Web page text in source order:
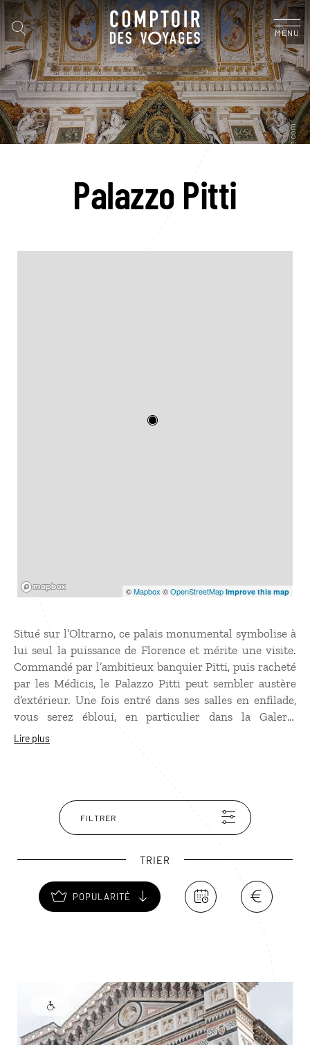
MENU
Palazzo Pitti
©Mapbox ©OpenStreetMap Improve this map
Situé sur l’Oltrarno, ce palais monumental symbolise à
lui seul la puissance de Florence et mérite une visite.
Commandé par l’ambitieux banquier Pitti, puis racheté
par les Médicis, le Palazzo Pitti peut sembler austère
d’extérieur. Une fois entré dans ses salles en enfilade,
vous serez ébloui, en particulier dans la Galerie
Palatine, décorée par Titien, Botticelli, Pérugin,
d’admirer les plafonds. Après la visite, baladez-vous
dans les magnifiques jardins Boboli, derrière le palais,
pour profiter des vues imprenables sur Florence.
Lire plus
FILTRER
TRIER
POPULARITÉ